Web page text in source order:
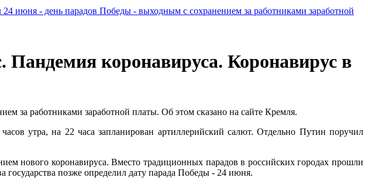
июня - день парадов Победы - выходным с сохранением за работниками заработной
коронавируса. Коронавирус в
за работниками заработной платы. Об этом сказано на сайте Кремля.
утра, на 22 часа запланирован артиллерийский салют. Отдельно Путин поручил
нового коронавируса. Вместо традиционных парадов в российских городах прошли
позже определил дату парада Победы - 24 июня.